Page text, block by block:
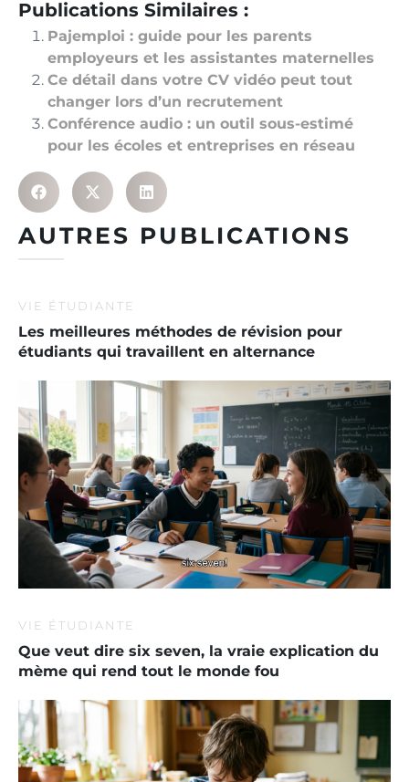
Publications Similaires :
Pajemploi : guide pour les parents
employeurs et les assistantes maternelles
Ce détail dans votre CV vidéo peut tout
changer lors d’un recrutement
Conférence audio : un outil sous-estimé
pour les écoles et entreprises en réseau
AUTRES PUBLICATIONS
VIE ÉTUDIANTE
Les meilleures méthodes de révision pour
étudiants qui travaillent en alternance
VIE ÉTUDIANTE
Que veut dire six seven, la vraie explication du
mème qui rend tout le monde fou